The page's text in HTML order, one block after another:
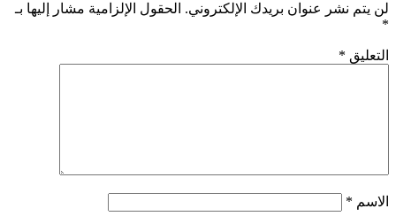
لن يتم نشر عنوان بريدك الإلكتروني. الحقول الإلزامية مشار إليها بـ
*
التعليق *
الاسم *